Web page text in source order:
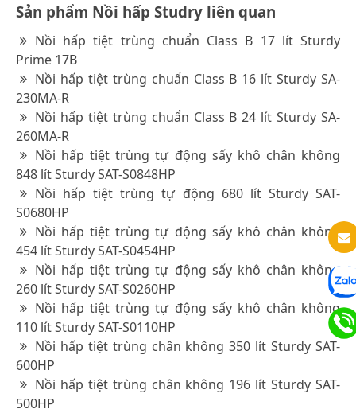
Sản phẩm Nồi hấp Studry liên quan
Nồi hấp tiệt trùng chuẩn Class B 17 lít Sturdy
Prime 17B
Nồi hấp tiệt trùng chuẩn Class B 16 lít Sturdy SA-
230MA-R
Nồi hấp tiệt trùng chuẩn Class B 24 lít Sturdy SA-
260MA-R
Nồi hấp tiệt trùng tự động sấy khô chân không
848 lít Sturdy SAT-S0848HP
Nồi hấp tiệt trùng tự động 680 lít Sturdy SAT-
S0680HP
Nồi hấp tiệt trùng tự động sấy khô chân không
454 lít Sturdy SAT-S0454HP
Nồi hấp tiệt trùng tự động sấy khô chân không
260 lít Sturdy SAT-S0260HP
Nồi hấp tiệt trùng tự động sấy khô chân không
110 lít Sturdy SAT-S0110HP
Nồi hấp tiệt trùng chân không 350 lít Sturdy SAT-
600HP
Nồi hấp tiệt trùng chân không 196 lít Sturdy SAT-
500HP